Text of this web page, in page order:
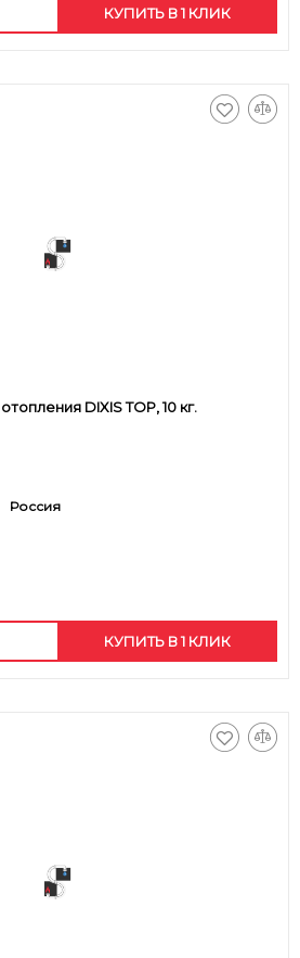
КУПИТЬ В 1 КЛИК
DIXIS TOP, 10 кг.
Россия
КУПИТЬ В 1 КЛИК